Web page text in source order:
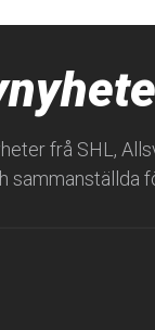
frå SHL,
sammanställda